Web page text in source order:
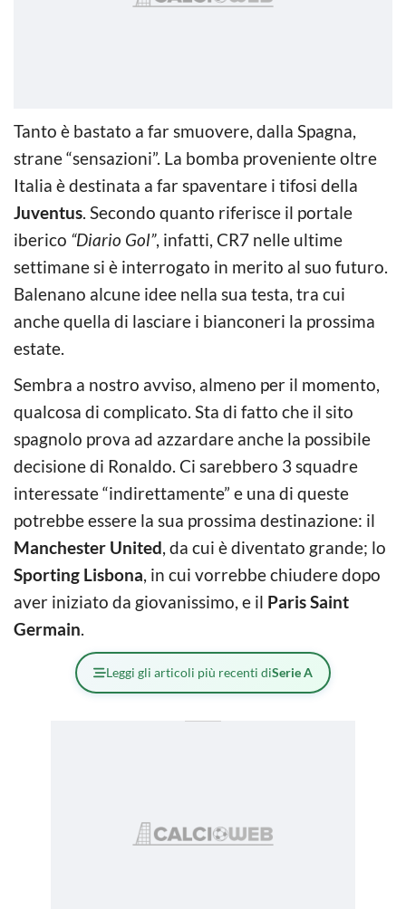
Tanto è bastato a far smuovere, dalla Spagna,
strane “sensazioni”. La bomba proveniente oltre
Italia è destinata a far spaventare i tifosi della
Juventus. Secondo quanto riferisce il portale
iberico “Diario Gol”, infatti, CR7 nelle ultime
settimane si è interrogato in merito al suo futuro.
Balenano alcune idee nella sua testa, tra cui
anche quella di lasciare i bianconeri la prossima
estate.
Sembra a nostro avviso, almeno per il momento,
qualcosa di complicato. Sta di fatto che il sito
spagnolo prova ad azzardare anche la possibile
decisione di Ronaldo. Ci sarebbero 3 squadre
interessate “indirettamente” e una di queste
potrebbe essere la sua prossima destinazione: il
Manchester United, da cui è diventato grande; lo
Sporting Lisbona, in cui vorrebbe chiudere dopo
aver iniziato da giovanissimo, e il Paris Saint
Germain.
Leggi gli articoli più recenti diSerie A